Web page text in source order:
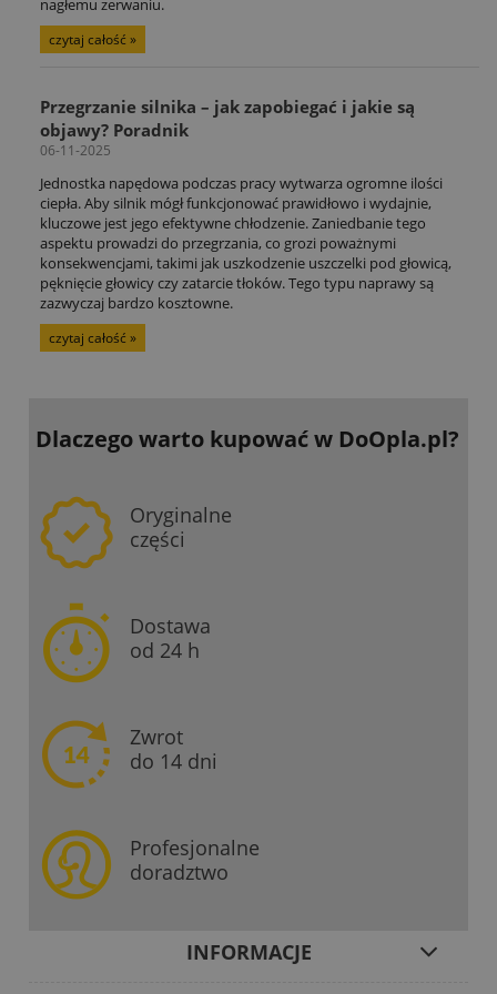
nagłemu zerwaniu.
czytaj całość »
Przegrzanie silnika – jak zapobiegać i jakie są
objawy? Poradnik
06-11-2025
Jednostka napędowa podczas pracy wytwarza ogromne ilości
ciepła. Aby silnik mógł funkcjonować prawidłowo i wydajnie,
kluczowe jest jego efektywne chłodzenie. Zaniedbanie tego
aspektu prowadzi do przegrzania, co grozi poważnymi
konsekwencjami, takimi jak uszkodzenie uszczelki pod głowicą,
pęknięcie głowicy czy zatarcie tłoków. Tego typu naprawy są
zazwyczaj bardzo kosztowne.
czytaj całość »
Dlaczego warto kupowaćw DoOpla.pl?
Oryginalne
części
Dostawa
od 24 h
Zwrot
do 14 dni
Profesjonalne
doradztwo
INFORMACJE